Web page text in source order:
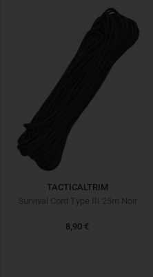
TACTICALTRIM
Survival Cord Type III 25m Noir
8,90 €